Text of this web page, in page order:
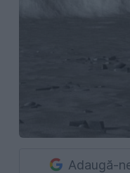
Adaugă-